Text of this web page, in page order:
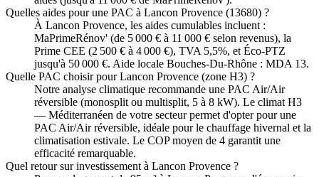
Quelles aides pour une PAC à Lancon Provence (13680) ?
À Lancon Provence, les aides cumulables incluent :
MaPrimeRénov' (de 5 000 € à 11 000 € selon revenus), la
Prime CEE (2 500 € à 4 000 €), TVA 5,5%, et Éco-PTZ
jusqu'à 50 000 €. Aide locale Bouches-Du-Rhône : MDA 13.
Quelle PAC choisir pour Lancon Provence (zone H3) ?
Notre analyse climatique recommande une PAC Air/Air
réversible (monosplit ou multisplit, 5 à 8 kW). Le climat H3
— Méditerranéen de votre secteur permet d'opter pour une
PAC Air/Air réversible, idéale pour le chauffage hivernal et la
climatisation estivale. Le COP moyen de 4 garantit une
efficacité remarquable.
Quel retour sur investissement à Lancon Provence ?